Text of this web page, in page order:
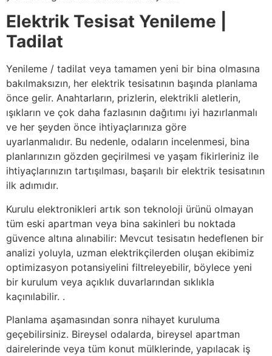
Elektrik Tesisat Yenileme |
Tadilat
Yenileme / tadilat veya tamamen yeni bir bina olmasına
bakılmaksızın, her elektrik tesisatının başında planlama
önce gelir. Anahtarların, prizlerin, elektrikli aletlerin,
ışıkların ve çok daha fazlasının dağıtımı iyi hazırlanmalı
ve her şeyden önce ihtiyaçlarınıza göre
uyarlanmalıdır. Bu nedenle, odaların incelenmesi, bina
planlarınızın gözden geçirilmesi ve yaşam fikirleriniz ile
ihtiyaçlarınızın tartışılması, başarılı bir elektrik tesisatının
ilk adımıdır.
Kurulu elektronikleri artık son teknoloji ürünü olmayan
tüm eski apartman veya bina sakinleri bu noktada
güvence altına alınabilir: Mevcut tesisatın hedeflenen bir
analizi yoluyla, uzman elektrikçilerden oluşan ekibimiz
optimizasyon potansiyelini filtreleyebilir, böylece yeni
bir kurulum veya açıklık duvarlarından sıklıkla
kaçınılabilir. .
Planlama aşamasından sonra nihayet kuruluma
geçebilirsiniz. Bireysel odalarda, bireysel apartman
dairelerinde veya tüm konut mülklerinde, yapılacak iş